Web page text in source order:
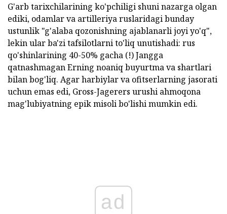
G'arb tarixchilarining ko'pchiligi shuni nazarga olgan
ediki, odamlar va artilleriya ruslaridagi bunday
ustunlik "g'alaba qozonishning ajablanarli joyi yo'q",
lekin ular ba'zi tafsilotlarni to'liq unutishadi: rus
qo'shinlarining 40-50% gacha (!) Jangga
qatnashmagan Erning noaniq buyurtma va shartlari
bilan bog'liq. Agar harbiylar va ofitserlarning jasorati
uchun emas edi, Gross-Jagerers urushi ahmoqona
mag'lubiyatning epik misoli bo'lishi mumkin edi.
ad